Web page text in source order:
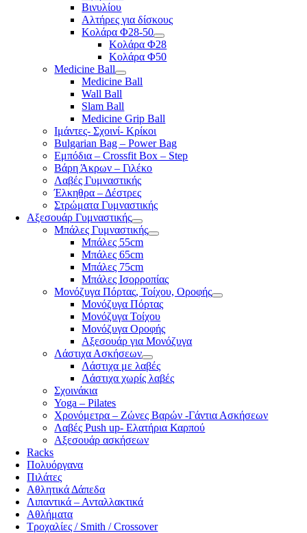
Βινυλίου
Αλτήρες για δίσκους
Κολάρα Φ28-50
Κολάρα Φ28
Κολάρα Φ50
Medicine Ball
Medicine Ball
Wall Ball
Slam Ball
Medicine Grip Ball
Ιμάντες- Σχοινί- Κρίκοι
Bulgarian Bag – Power Bag
Εμπόδια – Crossfit Box – Step
Βάρη Άκρων – Γιλέκο
Λαβές Γυμναστικής
Έλκηθρα – Δέστρες
Στρώματα Γυμναστικής
Αξεσουάρ Γυμναστικής
Μπάλες Γυμναστικής
Μπάλες 55cm
Μπάλες 65cm
Μπάλες 75cm
Μπάλες Ισορροπίας
Μονόζυγα Πόρτας, Τοίχου, Οροφής
Μονόζυγα Πόρτας
Μονόζυγα Τοίχου
Μονόζυγα Οροφής
Αξεσουάρ για Μονόζυγα
Λάστιχα Ασκήσεων
Λάστιχα με λαβές
Λάστιχα χωρίς λαβές
Σχοινάκια
Yoga – Pilates
Χρονόμετρα – Ζώνες Βαρών -Γάντια Ασκήσεων
Λαβές Push up- Ελατήρια Καρπού
Αξεσουάρ ασκήσεων
Racks
Πολυόργανα
Πιλάτες
Αθλητικά Δάπεδα
Λιπαντικά – Ανταλλακτικά
Αθλήματα
Τροχαλίες / Smith / Crossover